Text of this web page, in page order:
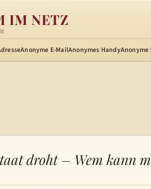
IM NETZ
Anonyme E-MailAnonymes HandyAnonyme
droht – Wem kann